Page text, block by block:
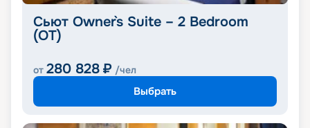
Сьют Owner`s Suite – 2 Bedroom
(OT)
от 280 828 ₽ /чел
Выбрать